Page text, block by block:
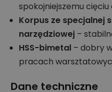
spokojniejszemu
Korpus ze specjalnej
narzędziowej –
HSS-bimetal – dobry
pracach
Dane techniczne